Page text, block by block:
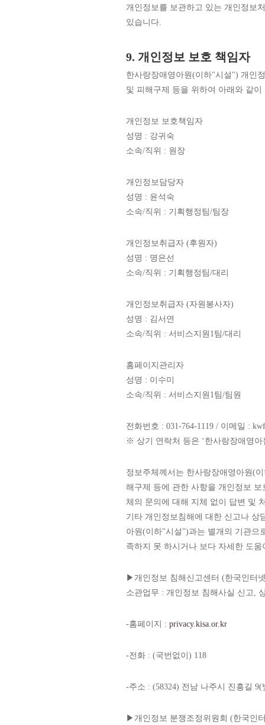
개인정보를 보관하고 있는 개인정보
있습니다.
9. 개인정보 보호 책임자
한사랑장애영아원(이하"시설") 개인
및 피해구제 등을 위하여 아래와 같
개인정보 보호책임자
성명 : 강귀숙
소속/직위 : 원장
개인정보담당자
성명 : 윤석숙
소속/직위 : 기획행정팀/팀장
개인정보취급자 (후원자)
성명 : 명은선
소속/직위 : 기획행정팀/대리
개인정보취급자 (자원봉사자)
성명 : 김서연
소속/직위 : 서비스지원1팀/대리
홈페이지관리자
성명 : 이수미
소속/직위 : 서비스지원1팀/팀원
전화번호 : 031-764-1119 / 이메일 :
※ 상기 연락처 등은 ‘한사랑장애영
정보주체께서는 한사랑장애영아원(
해구제 등에 관한 사항을 개인정보
체의 문의에 대해 지체 없이 답변 및
기타 개인정보침해에 대한 신고나 상
아원(이하"시설")과는 별개의 기관으
족하지 못 하시거나 보다 자세한 도
▶개인정보 침해신고센터 (한국인터
소관업무 : 개인정보 침해사실 신고,
-홈페이지 : privacy.kisa.or.kr
-전화 : (국번없이) 118
-주소 : (58324) 전남 나주시 진흥길
▶개인정보 분쟁조정위원회 (한국인